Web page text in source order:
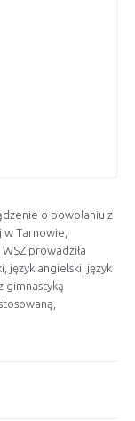
o powołaniu z
w Tarnowie,
WSZ prowadziła
język angielski, język
gimnastyką